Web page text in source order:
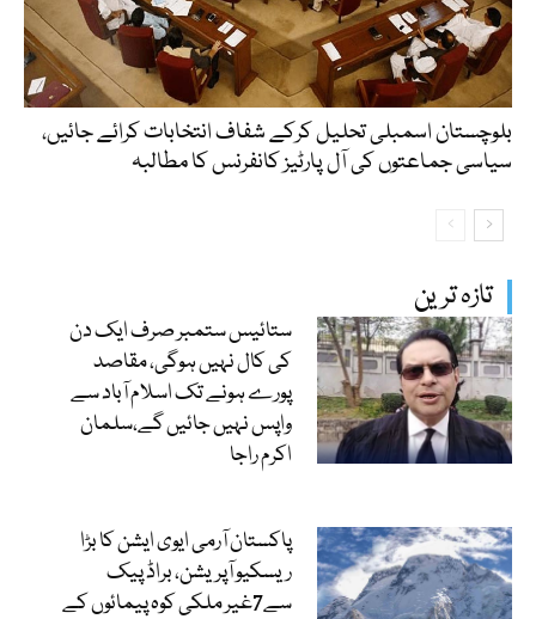
تازہ ترین
ستائیس ستمبر صرف ایک دن
کی کال نہیں ہوگی، مقاصد
پورے ہونے تک اسلام آباد سے
واپس نہیں جائیں گے،سلمان
اکرم راجا
پاکستان آرمی ایوی ایشن کا بڑا
ریسکیو آپریشن، براڈ پیک
سے7غیر ملکی کوہ پیمائوں کے
بلوچستان اسمبلی تحلیل کرکے شفاف انتخابات کرائے جائیں،
سیاسی جماعتوں کی آل پارٹیز کانفرنس کا مطالبہ